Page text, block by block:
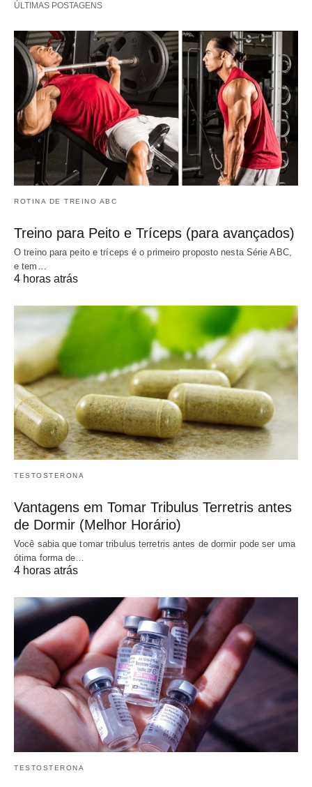
ÚLTIMAS POSTAGENS
ROTINA DE TREINO ABC
Treino para Peito e Tríceps (para avançados)
O treino para peito e tríceps é o primeiro proposto nesta Série ABC,
e tem…
4 horas atrás
TESTOSTERONA
Vantagens em Tomar Tribulus Terretris antes
de Dormir (Melhor Horário)
Você sabia que tomar tribulus terretris antes de dormir pode ser uma
ótima forma de…
4 horas atrás
TESTOSTERONA